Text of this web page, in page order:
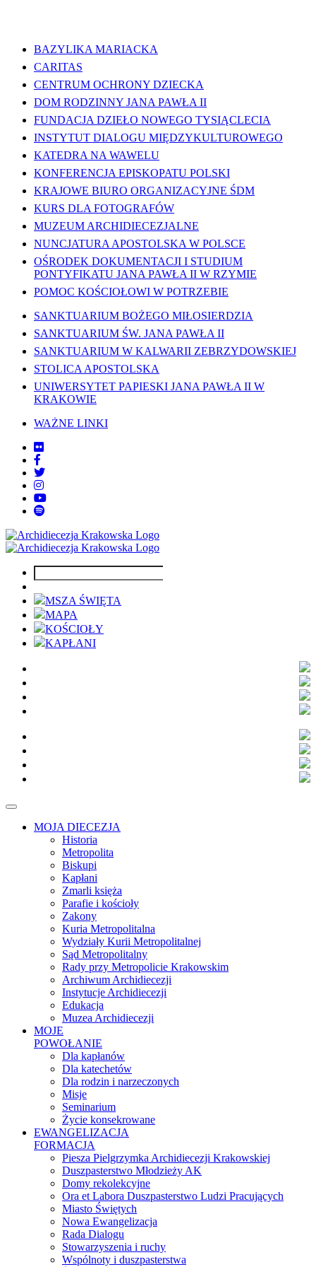
BAZYLIKA MARIACKA
CARITAS
CENTRUM OCHRONY DZIECKA
DOM RODZINNY JANA PAWŁA II
FUNDACJA DZIEŁO NOWEGO TYSIĄCLECIA
INSTYTUT DIALOGU MIĘDZYKULTUROWEGO
KATEDRA NA WAWELU
KONFERENCJA EPISKOPATU POLSKI
KRAJOWE BIURO ORGANIZACYJNE ŚDM
KURS DLA FOTOGRAFÓW
MUZEUM ARCHIDIECEZJALNE
NUNCJATURA APOSTOLSKA W POLSCE
OŚRODEK DOKUMENTACJI I STUDIUM
PONTYFIKATU JANA PAWŁA II W RZYMIE
POMOC KOŚCIOŁOWI W POTRZEBIE
SANKTUARIUM BOŻEGO MIŁOSIERDZIA
SANKTUARIUM ŚW. JANA PAWŁA II
SANKTUARIUM W KALWARII ZEBRZYDOWSKIEJ
STOLICA APOSTOLSKA
UNIWERSYTET PAPIESKI JANA PAWŁA II W
KRAKOWIE
WAŻNE LINKI
MSZA ŚWIĘTA
MAPA
KOŚCIOŁY
KAPŁANI
MOJA DIECEZJA
Historia
Metropolita
Biskupi
Kapłani
Zmarli księża
Parafie i kościoły
Zakony
Kuria Metropolitalna
Wydziały Kurii Metropolitalnej
Sąd Metropolitalny
Rady przy Metropolicie Krakowskim
Archiwum Archidiecezji
Instytucje Archidiecezji
Edukacja
Muzea Archidiecezji
MOJE
POWOŁANIE
Dla kapłanów
Dla katechetów
Dla rodzin i narzeczonych
Misje
Seminarium
Życie konsekrowane
EWANGELIZACJA
FORMACJA
Piesza Pielgrzymka Archidiecezji Krakowskiej
Duszpasterstwo Młodzieży AK
Domy rekolekcyjne
Ora et Labora Duszpasterstwo Ludzi Pracujących
Miasto Świętych
Nowa Ewangelizacja
Rada Dialogu
Stowarzyszenia i ruchy
Wspólnoty i duszpasterstwa